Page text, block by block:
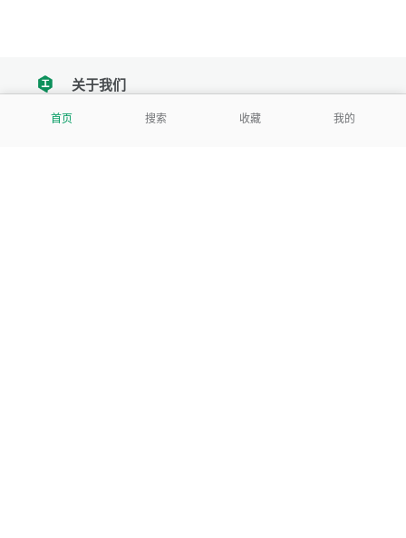
首页 搜索 收藏 我的
tencent关于我们
我们努力把每一个工具做成批量处理的产品